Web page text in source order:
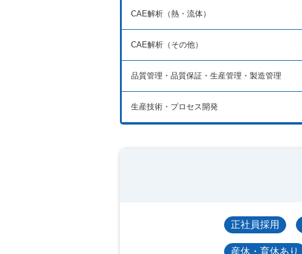
CAE解析（熱・流体）
CAE解析（その他）
品質管理・品質保証・生産管理・製造管理
生産技術・プロセス開発
正社員採用
産休・育休あり